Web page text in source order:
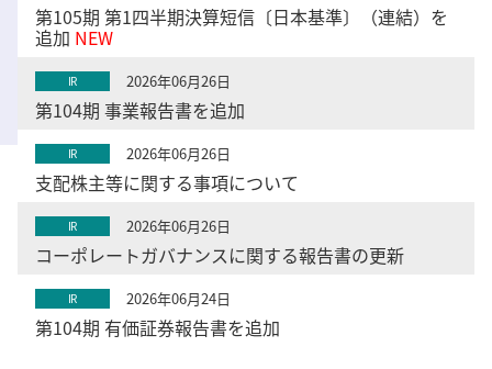
第105期 第1四半期決算短信〔日本基準〕（連結）を
追加 NEW
IR 2026年06月26日
第104期 事業報告書を追加
IR 2026年06月26日
支配株主等に関する事項について
IR 2026年06月26日
コーポレートガバナンスに関する報告書の更新
IR 2026年06月24日
第104期 有価証券報告書を追加